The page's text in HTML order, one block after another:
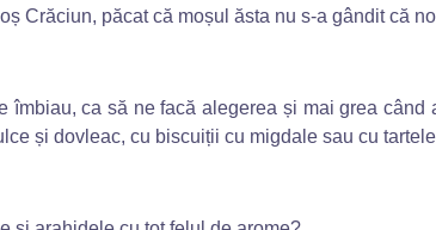
Crăciun, păcat că moșul ăsta nu s-a gândit că
îmbiau, ca să ne facă alegerea și mai grea
și dovleac, cu biscuiții cu migdale sau cu